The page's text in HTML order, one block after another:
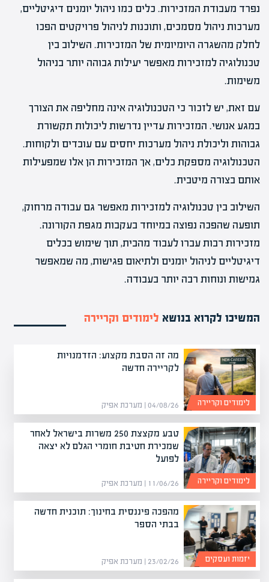
נפרד מעבודת המזכירות. כלים כמו ניהול יומנים דיגיטליים,
מערכות ניהול מסמכים, ותוכנות לניהול פרויקטים הפכו
לחלק מהשגרה היומיומית של המזכירות. השילוב בין
טכנולוגיה למזכירות מאפשר יעילות גבוהה יותר בניהול
משימות.
עם זאת, יש לזכור כי הטכנולוגיה אינה מחליפה את הצורך
במגע אנושי. המזכירות עדיין נדרשות ליכולות תקשורת
גבוהות וליכולת ניהול מערכות יחסים עם עובדים ולקוחות.
הטכנולוגיה מספקת כלים, אך המזכירות הן אלו שמפעילות
אותם בצורה מיטבית.
השילוב בין טכנולוגיה למזכירות מאפשר גם עבודה מרחוק,
תופעה שהפכה נפוצה במיוחד בעקבות מגפת הקורונה.
מזכירות רבות עברו לעבוד מהבית, תוך שימוש בכלים
דיגיטליים לניהול יומנים ולתיאום פגישות, מה שמאפשר
גמישות ונוחות רבה יותר בעבודה.
המשיכו לקרוא בנושא לימודים וקריירה
מה זה הסבת מקצוע: הזדמנויות
לקריירה חדשה
04/08/26 | מערכת אפיק לימודים וקריירה
טבע מקצצת 250 משרות בישראל לאחר
שמכירת חטיבת חומרי הגלם לא יצאה
לפועל
11/06/26 | מערכת אפיק לימודים וקריירה
מהפכה פיננסית בחינוך: תוכנית חדשה
בבתי הספר
23/02/26 | מערכת אפיק יזמות ועסקים